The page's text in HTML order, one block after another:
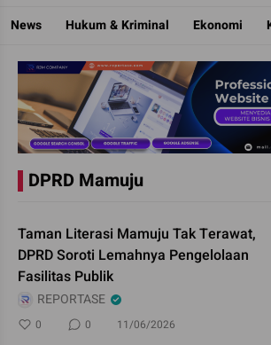
Reportase
Mengulas Fakta Di Balik
News Hukum & Kriminal Ekonomi
DPRD Mamuju
Taman Literasi Mamuju Tak Terawat,
DPRD Soroti Lemahnya Pengelolaan
Fasilitas Publik
REPORTASE
0 0 11/06/2026